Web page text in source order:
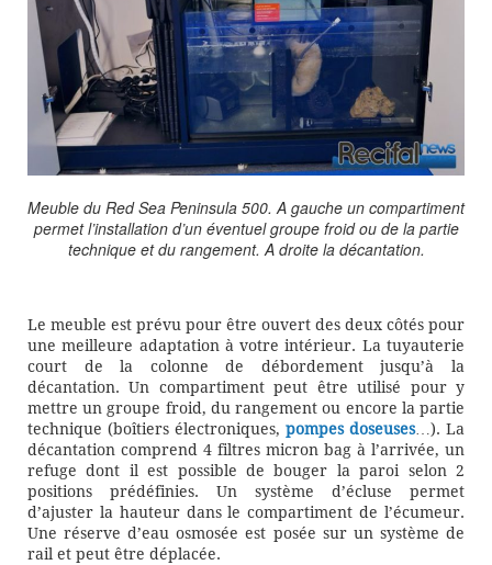
Meuble du Red Sea Peninsula 500. A gauche un compartiment
permet l’installation d’un éventuel groupe froid ou de la partie
technique et du rangement. A droite la décantation.
Le meuble est prévu pour être ouvert des deux côtés pour
une meilleure adaptation à votre intérieur. La tuyauterie
court de la colonne de débordement jusqu’à la
décantation. Un compartiment peut être utilisé pour y
mettre un groupe froid, du rangement ou encore la partie
technique (boîtiers électroniques, pompes doseuses…). La
décantation comprend 4 filtres micron bag à l’arrivée, un
refuge dont il est possible de bouger la paroi selon 2
positions prédéfinies. Un système d’écluse permet
d’ajuster la hauteur dans le compartiment de l’écumeur.
Une réserve d’eau osmosée est posée sur un système de
rail et peut être déplacée.